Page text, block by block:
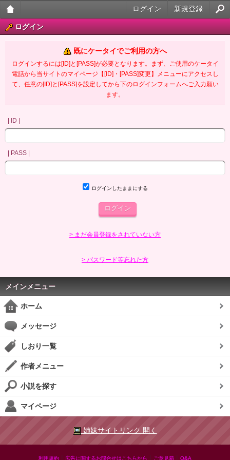
大人
ータ
イ官
新規登録
ログイン
ログイン
既にケータイでご利用の方へ
ログインするには[ID]と[PASS]が必要となります。まず、ご使用のケータイ
電話から当サイトのマイページ【[ID]・[PASS]変更】メニューにアクセスし
て、任意の[ID]と[PASS]を設定してから下のログインフォームへご入力願い
ます。
| ID |
| PASS |
ログインしたままにする
> まだ会員登録をされていない方
> パスワード等忘れた方
メインメニュー
ホーム
メッセージ
しおり一覧
作者メニュー
小説を探す
マイページ
姉妹サイトリンク 開く
利用規約 広告に関するお問合せはこちらから ご意見箱 Q&A